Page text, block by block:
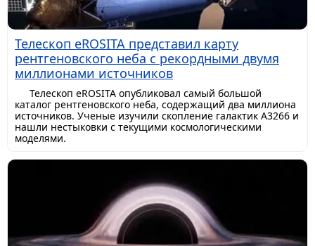
Телескоп eROSITA представил карту
рентгеновского неба с рекордными двумя
миллионами источников
Телескоп eROSITA опубликовал самый большой
каталог рентгеновского неба, содержащий два миллиона
источников. Ученые изучили скопление галактик A3266 и
нашли нестыковки с текущими космологическими
моделями.